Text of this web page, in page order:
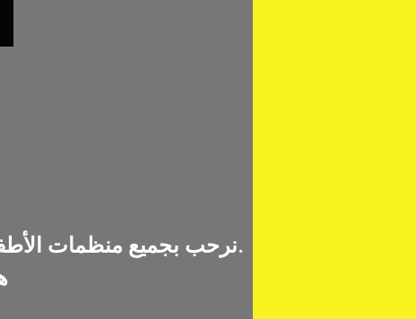
نرحب بجميع منظماتوسنقوم بإضافة رابط لموقعكم.